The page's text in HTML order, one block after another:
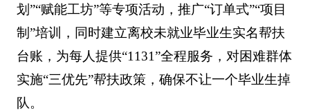
划”“赋能工坊”等专项活动，推广“订单式”“项目
制”培训，同时建立离校未就业毕业生实名帮扶
台账，为每人提供“1131”全程服务，对困难群体
实施“三优先”帮扶政策，确保不让一个毕业生掉
队。